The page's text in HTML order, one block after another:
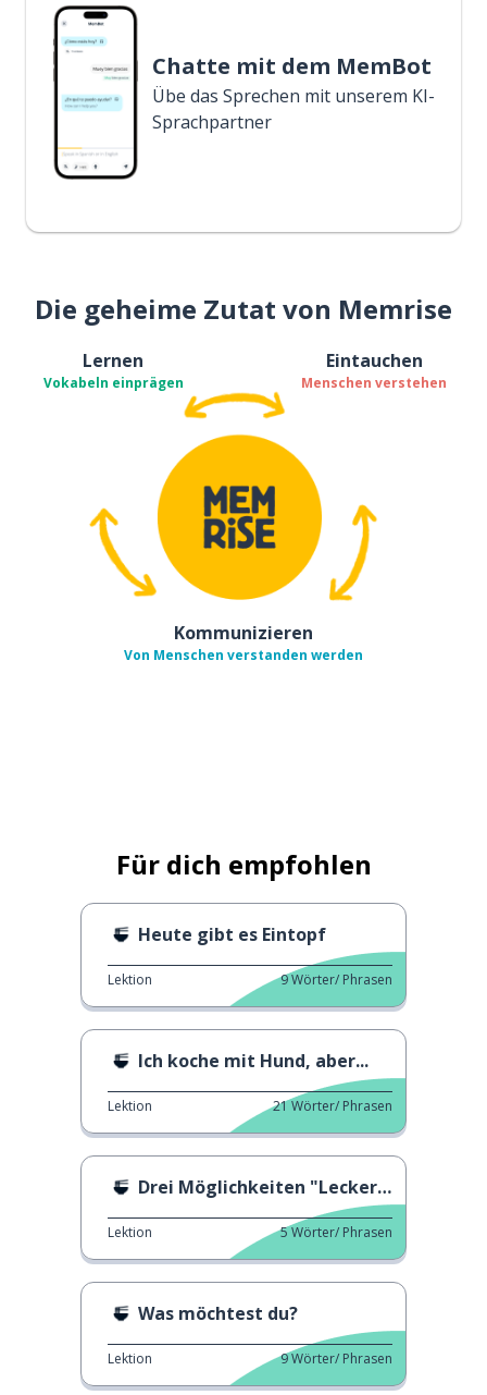
Chatte mit dem MemBot
Übe das Sprechen mit unserem KI-
Sprachpartner
Die geheime Zutat von Memrise
Lernen
Vokabeln einprägen
Eintauchen
Menschen verstehen
Kommunizieren
Von Menschen verstanden werden
Für dich empfohlen
Heute gibt es Eintopf
Lektion 9Wörter/ Phrasen
Ich koche mit Hund, aber...
Lektion 21Wörter/ Phrasen
Drei Möglichkeiten "Lecker!" zu sagen!
Lektion 5Wörter/ Phrasen
Was möchtest du?
Lektion 9Wörter/ Phrasen